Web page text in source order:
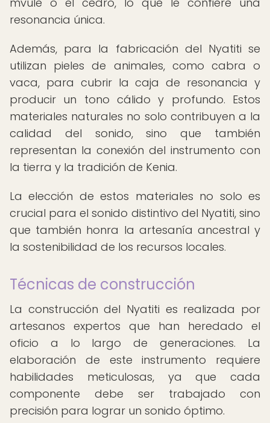
resonancia única.
Además, para la fabricación del Nyatiti se
utilizan pieles de animales, como cabra o
vaca, para cubrir la caja de resonancia y
producir un tono cálido y profundo. Estos
materiales naturales no solo contribuyen a la
calidad del sonido, sino que también
representan la conexión del instrumento con
la tierra y la tradición de Kenia.
La elección de estos materiales no solo es
crucial para el sonido distintivo del Nyatiti, sino
que también honra la artesanía ancestral y
la sostenibilidad de los recursos locales.
Técnicas de construcción
La construcción del Nyatiti es realizada por
artesanos expertos que han heredado el
oficio a lo largo de generaciones. La
elaboración de este instrumento requiere
habilidades meticulosas, ya que cada
componente debe ser trabajado con
precisión para lograr un sonido óptimo.